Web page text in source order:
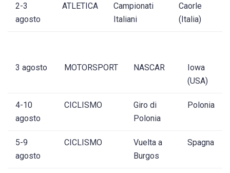
2-3
agosto
ATLETICA
Campionati
Italiani
Caorle
(Italia)
3 agosto MOTORSPORT NASCAR
Iowa
(USA)
4-10
agosto
CICLISMO
Giro di
Polonia
Polonia
5-9
agosto
CICLISMO
Vuelta a
Burgos
Spagna